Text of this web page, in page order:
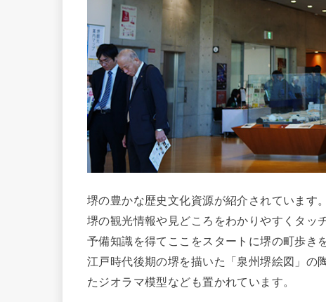
堺の豊かな歴史文化資源が紹介されています。
堺の観光情報や見どころをわかりやすくタッ
予備知識を得てここをスタートに堺の町歩き
江戸時代後期の堺を描いた「泉州堺絵図」の
たジオラマ模型なども置かれています。